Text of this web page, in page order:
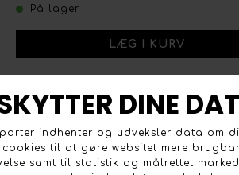
På lager
102x92x20mm.
ANDRE KØBTE